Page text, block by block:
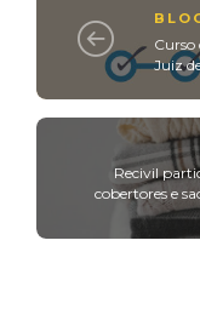
Curso
Juiz
Recivil
cobertores e